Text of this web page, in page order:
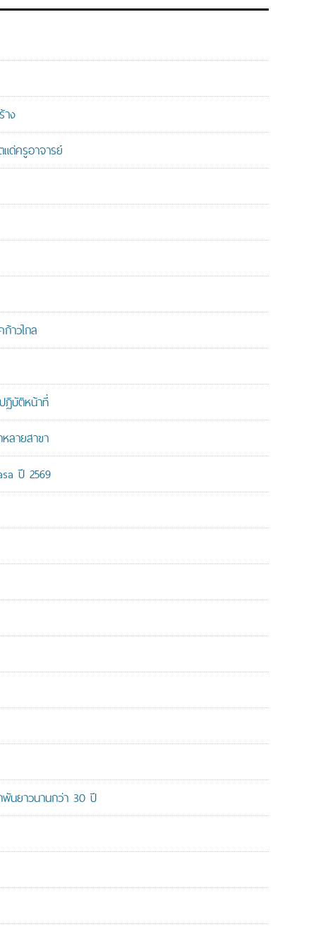
ง
ด่ครูอาจารย์
าวไกล
ฏิบัติหน้าที่
ลายสาขา
ปี 2569
นยาวนานกว่า 30 ปี